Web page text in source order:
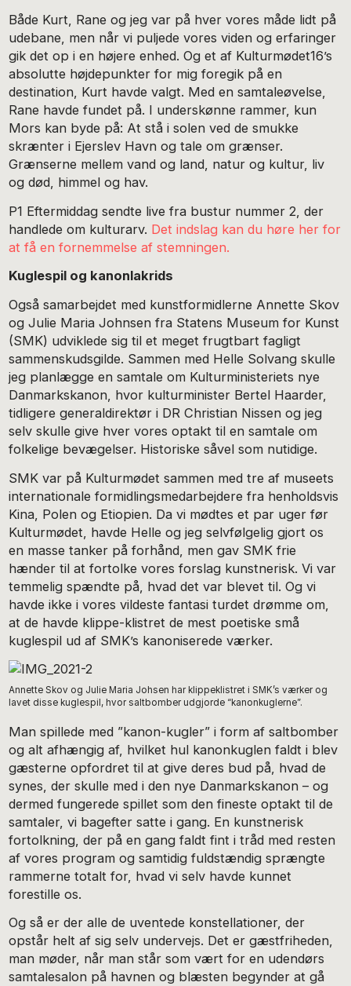
Både Kurt, Rane og jeg var på hver vores måde lidt på
udebane, men når vi puljede vores viden og erfaringer
gik det op i en højere enhed. Og et af Kulturmødet16’s
absolutte højdepunkter for mig foregik på en
destination, Kurt havde valgt. Med en samtaleøvelse,
Rane havde fundet på. I underskønne rammer, kun
Mors kan byde på: At stå i solen ved de smukke
skrænter i Ejerslev Havn og tale om grænser.
Grænserne mellem vand og land, natur og kultur, liv
og død, himmel og hav.
P1 Eftermiddag sendte live fra bustur nummer 2, der
handlede om kulturarv. Det indslag kan du høre her for
at få en fornemmelse af stemningen.
Kuglespil og kanonlakrids
Også samarbejdet med kunstformidlerne Annette Skov
og Julie Maria Johnsen fra Statens Museum for Kunst
(SMK) udviklede sig til et meget frugtbart fagligt
sammenskudsgilde. Sammen med Helle Solvang skulle
jeg planlægge en samtale om Kulturministeriets nye
Danmarkskanon, hvor kulturminister Bertel Haarder,
tidligere generaldirektør i DR Christian Nissen og jeg
selv skulle give hver vores optakt til en samtale om
folkelige bevægelser. Historiske såvel som nutidige.
SMK var på Kulturmødet sammen med tre af museets
internationale formidlingsmedarbejdere fra henholdsvis
Kina, Polen og Etiopien. Da vi mødtes et par uger før
Kulturmødet, havde Helle og jeg selvfølgelig gjort os
en masse tanker på forhånd, men gav SMK frie
hænder til at fortolke vores forslag kunstnerisk. Vi var
temmelig spændte på, hvad det var blevet til. Og vi
havde ikke i vores vildeste fantasi turdet drømme om,
at de havde klippe-klistret de mest poetiske små
kuglespil ud af SMK’s kanoniserede værker.
Annette Skov og Julie Maria Johsen har klippeklistret i SMK’s værker og
lavet disse kuglespil, hvor saltbomber udgjorde “kanonkuglerne”.
Man spillede med ”kanon-kugler” i form af saltbomber
og alt afhængig af, hvilket hul kanonkuglen faldt i blev
gæsterne opfordret til at give deres bud på, hvad de
synes, der skulle med i den nye Danmarkskanon – og
dermed fungerede spillet som den fineste optakt til de
samtaler, vi bagefter satte i gang. En kunstnerisk
fortolkning, der på en gang faldt fint i tråd med resten
af vores program og samtidig fuldstændig sprængte
rammerne totalt for, hvad vi selv havde kunnet
forestille os.
Og så er der alle de uventede konstellationer, der
opstår helt af sig selv undervejs. Det er gæstfriheden,
man møder, når man står som vært for en udendørs
samtalesalon på havnen og blæsten begynder at gå